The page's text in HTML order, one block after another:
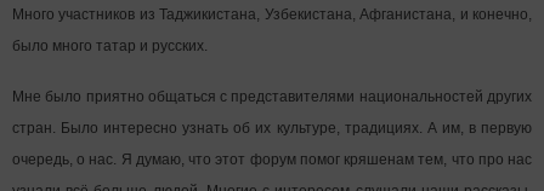
Много участников из Таджикистана, Узбекистана, Афганистана, и конечно,
было много татар и русских.
Мне было приятно общаться с представителями национальностей других
стран. Было интересно узнать об их культуре, традициях. А им, в первую
очередь, о нас. Я думаю, что этот форум помог кряшенам тем, что про нас